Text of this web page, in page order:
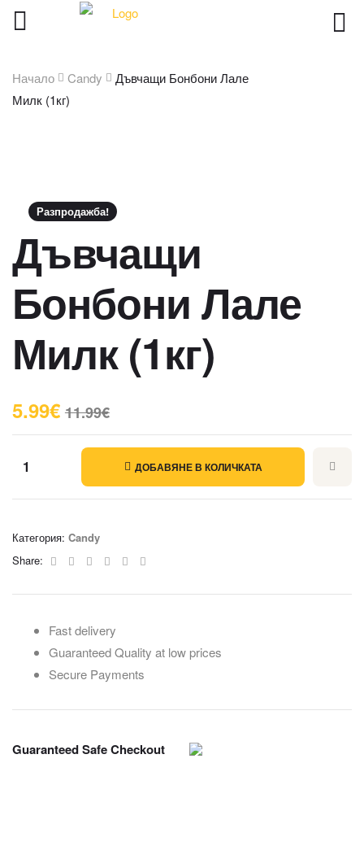
Начало Candy
Дъвчащи Бонбони Лале
Милк (1кг)
Разпродажба!
Дъвчащи
Бонбони Лале
Милк (1кг)
11.99€
5.99€
ДОБАВЯНЕ В КОЛИЧКАТА
Категория: Candy
Share:
Facebook
TwitterLinkedinGoogle+Pinterest
Fast delivery
Guaranteed Quality at low prices
Secure Payments
Guaranteed Safe Checkout